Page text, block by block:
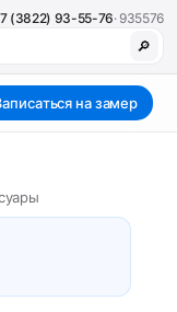
(3822) 93-55-76· 935576
🔎
на замер